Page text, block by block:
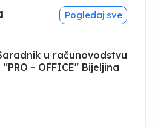
Pogledaj sve
u računovodstvu
"PRO - OFFICE" Bijeljina